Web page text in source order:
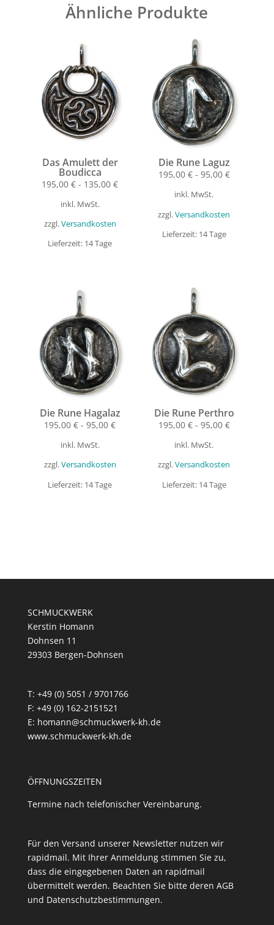
Ähnliche Produkte
Das Amulett der
Boudicca
195,00€ - 135,00€
inkl. MwSt.
zzgl.Versandkosten
Lieferzeit: 14 Tage
Die Rune Laguz
195,00 €- 95,00 €
inkl. MwSt.
zzgl.Versandkosten
Lieferzeit: 14 Tage
Die Rune Hagalaz
195,00€ -95,00€
inkl. MwSt.
zzgl.Versandkosten
Lieferzeit: 14 Tage
Die Rune Perthro
195,00 €- 95,00 €
inkl. MwSt.
zzgl.Versandkosten
Lieferzeit: 14 Tage
SCHMUCKWERK
Kerstin Homann
Dohnsen 11
29303 Bergen-Dohnsen
T: +49 (0) 5051 / 9701766
F: +49 (0) 162-2151521
E: homann@schmuckwerk-kh.de
www.schmuckwerk-kh.de
ÖFFNUNGSZEITEN
Termine nach telefonischer Vereinbarung.
Für den Versand unserer Newsletter nutzen wir
rapidmail. Mit Ihrer Anmeldung stimmen Sie zu,
dass die eingegebenen Daten an rapidmail
übermittelt werden. Beachten Sie bitte deren AGB
und Datenschutzbestimmungen.